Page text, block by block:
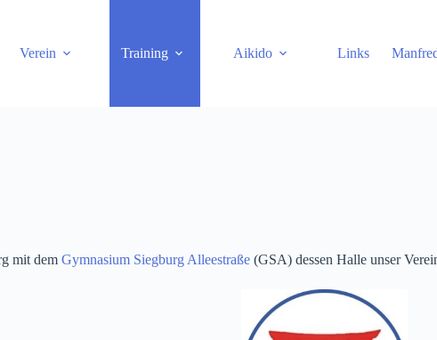
Verein Training Aikido Links
mit dem Gymnasium Siegburg Alleestraße (GSA) dessen Halle unser